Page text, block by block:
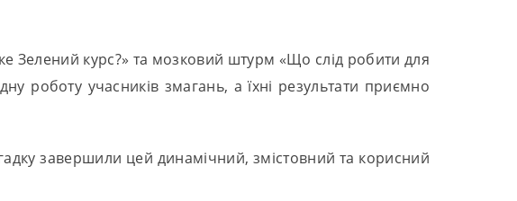
Зелений курс?» та мозковий штурм «Що слід робити для
роботу учасників змагань, а їхні результати приємно
завершили цей динамічний, змістовний та корисний